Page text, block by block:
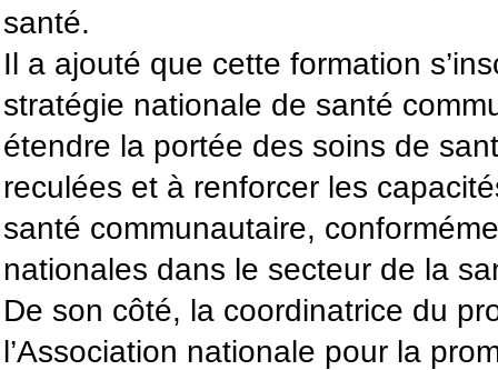
santé.
Il a ajouté que cette formation
stratégie nationale de santé
étendre la portée des soins de
reculées et à renforcer les
santé communautaire,
nationales dans le secteur de la
De son côté, la coordinatrice du
l’Association nationale pour la